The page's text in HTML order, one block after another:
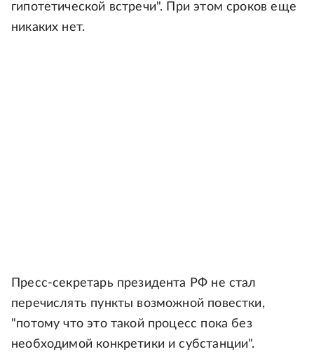
гипотетической встречи". При этом сроков еще
никаких нет.
Пресс-секретарь президента РФ не стал
перечислять пункты возможной повестки,
"потому что это такой процесс пока без
необходимой конкретики и субстанции".